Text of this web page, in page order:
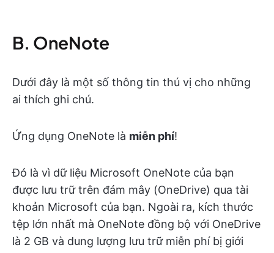
B. OneNote
Dưới đây là một số thông tin thú vị cho những
ai thích ghi chú.
Ứng dụng OneNote là miễn phí!
Đó là vì dữ liệu Microsoft OneNote của bạn
được lưu trữ trên đám mây (OneDrive) qua tài
khoản Microsoft của bạn. Ngoài ra, kích thước
tệp lớn nhất mà OneNote đồng bộ với OneDrive
là 2 GB và dung lượng lưu trữ miễn phí bị giới